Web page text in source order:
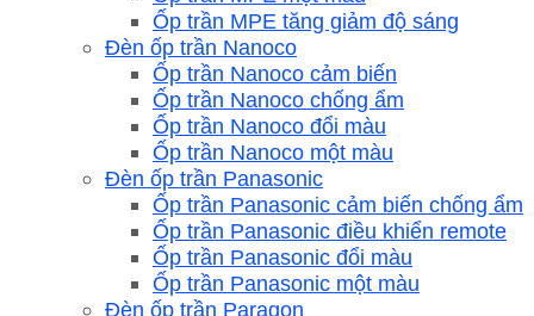
Ốp trần MPE tăng giảm độ sáng
Đèn ốp trần Nanoco
Ốp trần Nanoco cảm biến
Ốp trần Nanoco chống ẩm
Ốp trần Nanoco đổi màu
Ốp trần Nanoco một màu
Đèn ốp trần Panasonic
Ốp trần Panasonic cảm biến chống ẩm
Ốp trần Panasonic điều khiển remote
Ốp trần Panasonic đổi màu
Ốp trần Panasonic một màu
Đèn ốp trần Paragon